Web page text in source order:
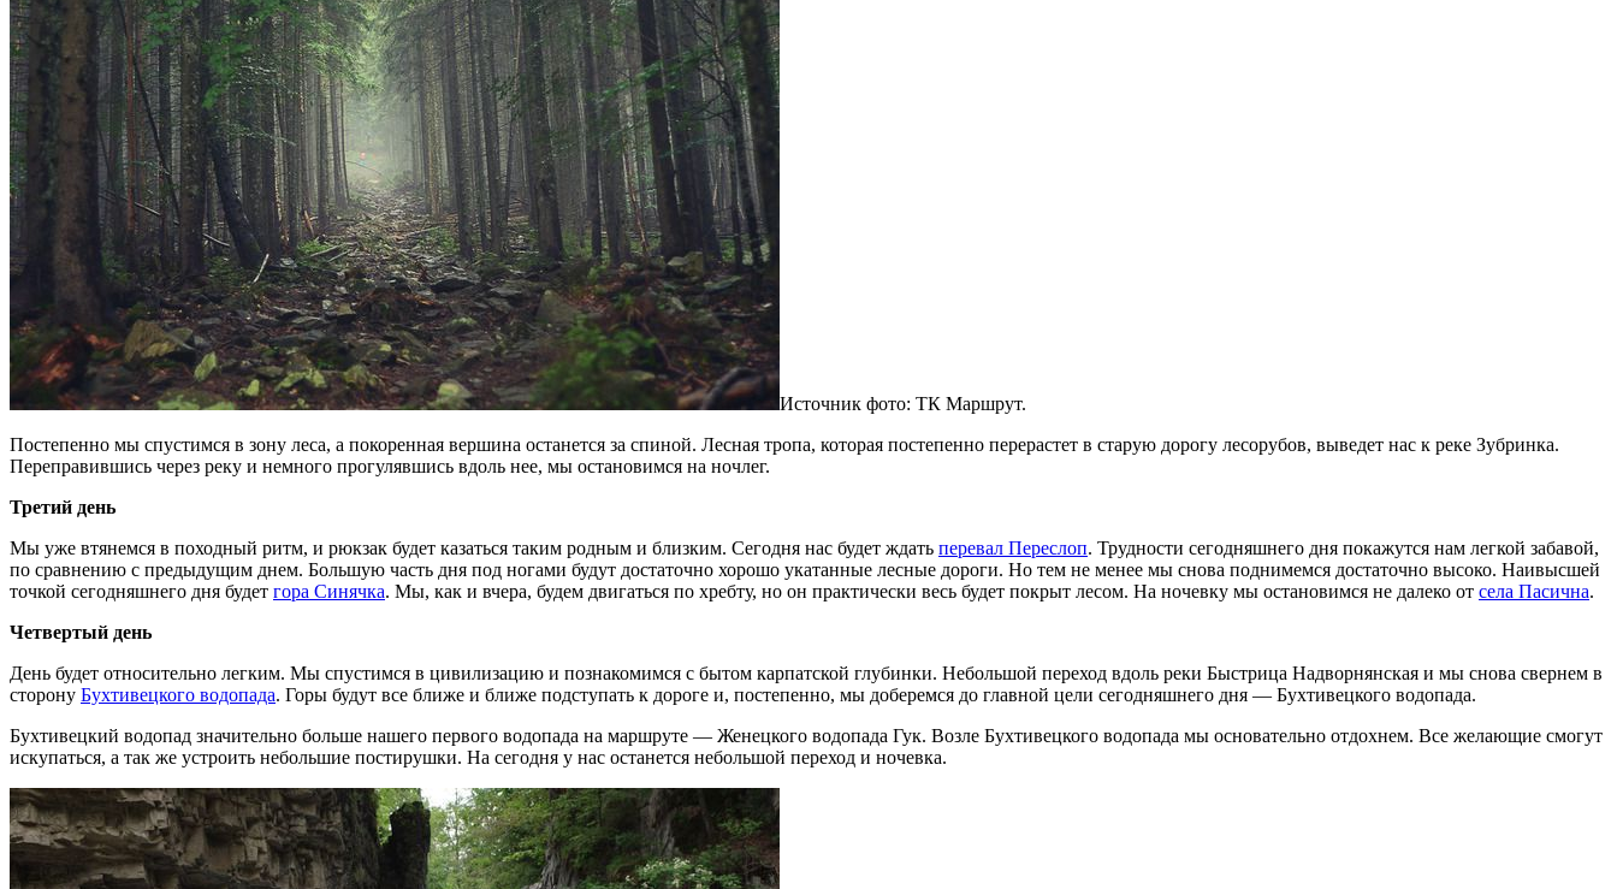
Источник фото: ТК Маршрут.
Постепенно мы спустимся в зону леса, а покоренная вершина останется за спиной. Лесная тропа, которая постепенно перерастет в старую дорогу лесорубов, выведет нас к реке Зубринка.
Переправившись через реку и немного прогулявшись вдоль нее, мы остановимся на ночлег.
Третий день
Мы уже втянемся в походный ритм, и рюкзак будет казаться таким родным и близким. Сегодня нас будет ждать перевал Переслоп. Трудности сегодняшнего дня покажутся нам легкой забавой,
по сравнению с предыдущим днем. Большую часть дня под ногами будут достаточно хорошо укатанные лесные дороги. Но тем не менее мы снова поднимемся достаточно высоко. Наивысшей
точкой сегодняшнего дня будет гора Синячка. Мы, как и вчера, будем двигаться по хребту, но он практически весь будет покрыт лесом. На ночевку мы остановимся не далеко от села Пасична.
Четвертый день
День будет относительно легким. Мы спустимся в цивилизацию и познакомимся с бытом карпатской глубинки. Небольшой переход вдоль реки Быстрица Надворнянская и мы снова свернем в
сторону Бухтивецкого водопада. Горы будут все ближе и ближе подступать к дороге и, постепенно, мы доберемся до главной цели сегодняшнего дня — Бухтивецкого водопада.
Бухтивецкий водопад значительно больше нашего первого водопада на маршруте — Женецкого водопада Гук. Возле Бухтивецкого водопада мы основательно отдохнем. Все желающие смогут
искупаться, а так же устроить небольшие постирушки. На сегодня у нас останется небольшой переход и ночевка.